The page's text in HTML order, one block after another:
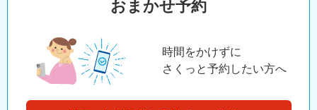
おまかせ予約
時間をかけずに
さくっと予約したい方へ